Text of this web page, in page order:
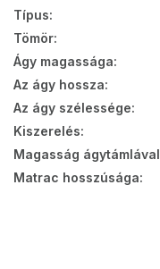
Típus:
Tömör:
Ágy magassága:
Az ágy hossza:
Az ágy szélessége:
Kiszerelés:
Magasság ágytámlával
Matrac hosszúsága: